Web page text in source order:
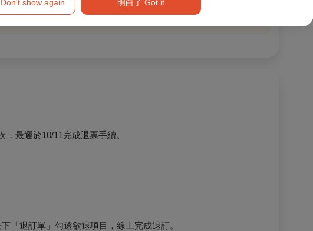
show again 明白了 Got it
感劇院及影展售票處均不提供取票服務。
最遲於10/11完成退票手續。
「退訂單」勾選欲退項目，線上完成退訂。